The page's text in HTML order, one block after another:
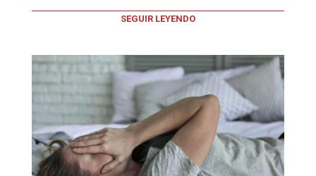
SEGUIR LEYENDO